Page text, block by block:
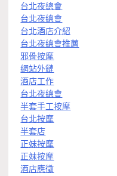
台北夜總會
台北夜總會
台北酒店介紹
台北夜總會推薦
邪骨按摩
網站外鏈
酒店工作
台北夜總會
半套手工按摩
台北按摩
半套店
正妹按摩
正妹按摩
酒店應徵